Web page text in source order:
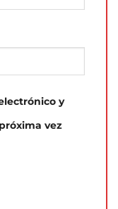
y
vez